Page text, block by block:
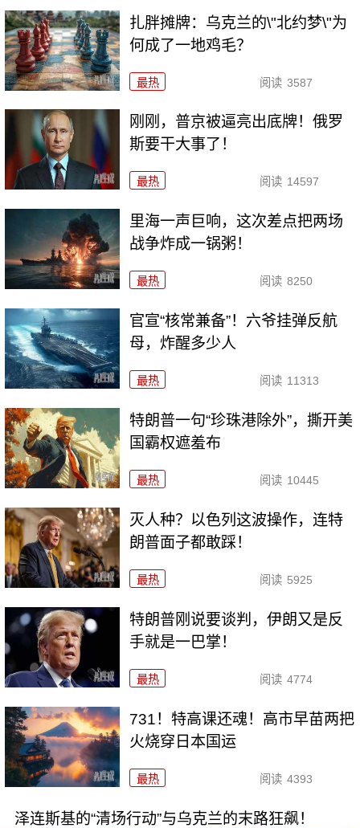
扎胖摊牌：乌克兰的\"北约梦\"为
何成了一地鸡毛？
最热 阅读 3587
刚刚，普京被逼亮出底牌！俄罗
斯要干大事了！
最热 阅读 14597
里海一声巨响，这次差点把两场
战争炸成一锅粥！
最热 阅读 8250
官宣“核常兼备”！六爷挂弹反航
母，炸醒多少人
最热 阅读 11313
特朗普一句“珍珠港除外”，撕开美
国霸权遮羞布
最热 阅读 10445
灭人种？以色列这波操作，连特
朗普面子都敢踩！
最热 阅读 5925
特朗普刚说要谈判，伊朗又是反
手就是一巴掌！
最热 阅读 4774
731！特高课还魂！高市早苗两把
火烧穿日本国运
最热 阅读 4393
泽连斯基的“清场行动”与乌克兰的末路狂飙！